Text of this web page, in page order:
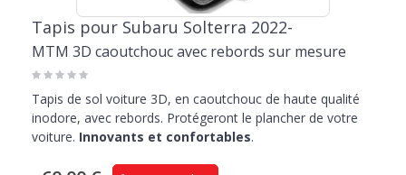
Tapis pour Subaru Solterra 2022-
MTM 3D caoutchouc avec rebords sur mesure
Tapis de sol voiture 3D, en caoutchouc de haute qualité
inodore, avec rebords. Protégeront le plancher de votre
voiture. Innovants et confortables.